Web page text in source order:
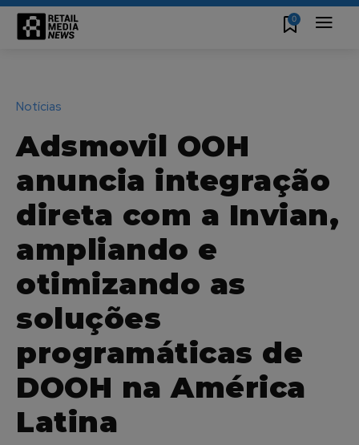
0
Notícias
Adsmovil OOH
anuncia integração
direta com a Invian,
ampliando e
otimizando as
soluções
programáticas de
DOOH na América
Latina